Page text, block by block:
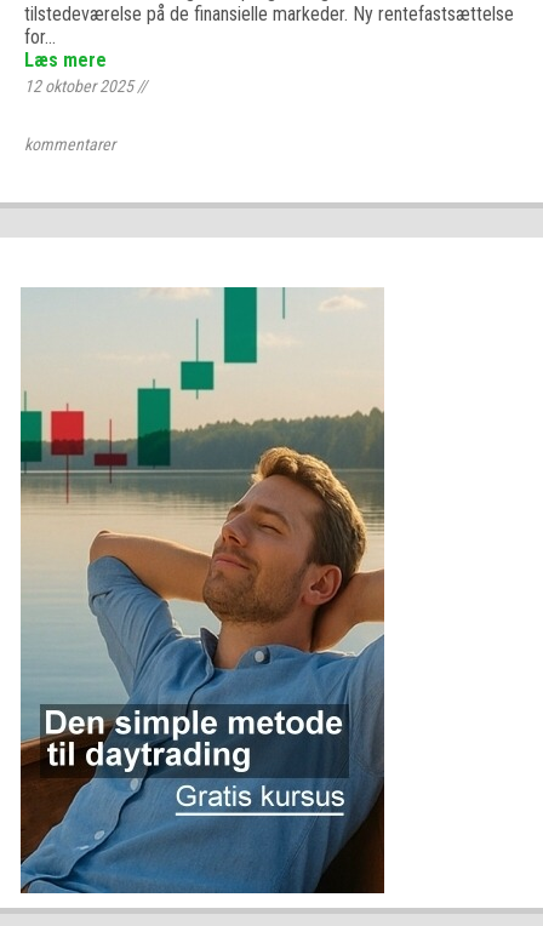
tilstedeværelse på de finansielle markeder. Ny rentefastsættelse
for…
Læs mere
12 oktober 2025//
kommentarer